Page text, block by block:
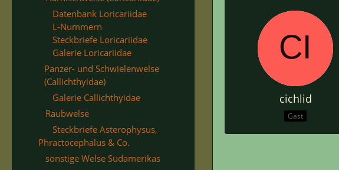
Datenbank Loricariidae
L-Nummern
Steckbriefe Loricariidae
Galerie Loricariidae
Panzer- und Schwielenwelse
(Callichthyidae)
Galerie Callichthyidae
Raubwelse
Steckbriefe Asterophysus,
Phractocephalus & Co.
sonstige Welse Südamerikas
cichlid
Gast